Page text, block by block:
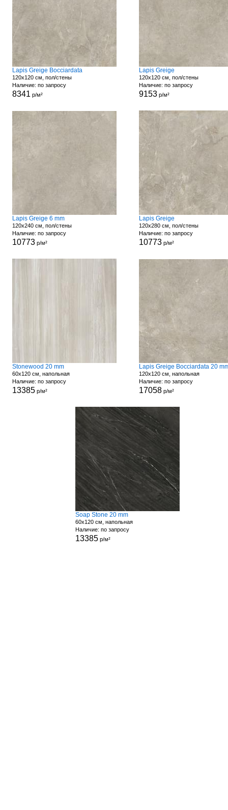
Lapis Greige Bocciardata
120x120 см, пол/стены
Наличие: по запросу
8341 р/м²
Lapis Greige
120x120 см, пол/стены
Наличие: по запросу
9153р/м²
Lapis Greige 6 mm
120x240 см, пол/стены
Наличие: по запросу
10773р/м²
Lapis Greige
120x280 см, пол/стены
Наличие: по запросу
10773р/м²
Stonewood 20 mm
60x120 см, напольная
Наличие: по запросу
13385р/м²
Lapis Greige Bocciardata 20
120x120 см, напольная
Наличие: по запросу
17058р/м²
Soap Stone 20 mm
60x120 см, напольная
Наличие: по запросу
13385 р/м²